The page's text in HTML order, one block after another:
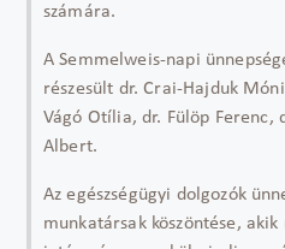
számára.
A Semmelweis-napi
részesült dr. Crai-Hajduk
Vágó Otília, dr. Fülöp Ferenc,
Albert.
Az egészségügyi dolgozók
munkatársak köszöntése,